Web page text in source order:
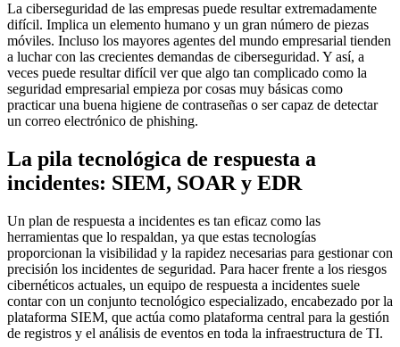
La ciberseguridad de las empresas puede resultar extremadamente
difícil. Implica un elemento humano y un gran número de piezas
móviles. Incluso los mayores agentes del mundo empresarial tienden
a luchar con las crecientes demandas de ciberseguridad. Y así, a
veces puede resultar difícil ver que algo tan complicado como la
seguridad empresarial empieza por cosas muy básicas como
practicar una buena higiene de contraseñas o ser capaz de detectar
un correo electrónico de phishing.
La pila tecnológica de respuesta a
incidentes: SIEM, SOAR y EDR
Un plan de respuesta a incidentes es tan eficaz como las
herramientas que lo respaldan, ya que estas tecnologías
proporcionan la visibilidad y la rapidez necesarias para gestionar con
precisión los incidentes de seguridad. Para hacer frente a los riesgos
cibernéticos actuales, un equipo de respuesta a incidentes suele
contar con un conjunto tecnológico especializado, encabezado por la
plataforma SIEM, que actúa como plataforma central para la gestión
de registros y el análisis de eventos en toda la infraestructura de TI.